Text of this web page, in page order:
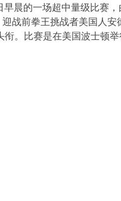
早晨的一场超中量级比赛，
迎战前拳王挑战者美国人安
衔。比赛是在美国波士顿